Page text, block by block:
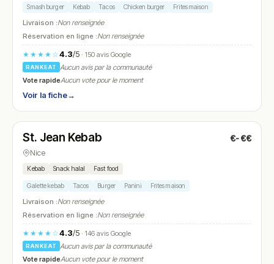
Smash burger Kebab Tacos Chicken burger Frites maison
Livraison :Non renseignée
Réservation en ligne :Non renseignée
★★★★☆4.3/5· 150 avis Google
RANKEAT
Aucun avis par la communauté
Vote rapideAucun vote pour le moment
Voir la fiche→
N° 9
St. Jean Kebab €-€€
Nice
Kebab Snack halal Fast food
Galette kebab Tacos Burger Panini Frites maison
Livraison :Non renseignée
Réservation en ligne :Non renseignée
★★★★☆4.3/5· 146 avis Google
RANKEAT
Aucun avis par la communauté
Vote rapideAucun vote pour le moment